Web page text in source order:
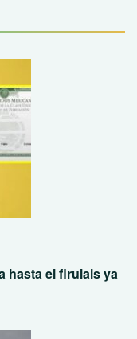
hasta el firulais ya